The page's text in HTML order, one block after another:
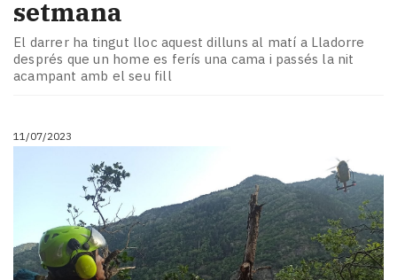
setmana
El darrer ha tingut lloc aquest dilluns al matí a Lladorre
després que un home es ferís una cama i passés la nit
acampant amb el seu fill
11/07/2023